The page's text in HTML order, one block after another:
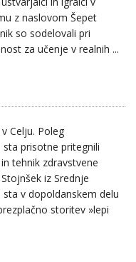
z naslovom Šepet
so sodelovali pri
za učenje v realnih ...
Celju. Poleg
prisotne pritegnili
tehnik zdravstvene
iz Srednje
v dopoldanskem delu
storitev »lepi